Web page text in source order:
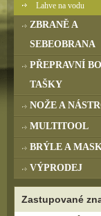
Lahve na vodu
ZBRANĚ A
SEBEOBRANA
PŘEPRAVNÍ
TAŠKY
NOŽE A
MULTITOOL
BRÝLE A
VÝPRODEJ
Zastupované